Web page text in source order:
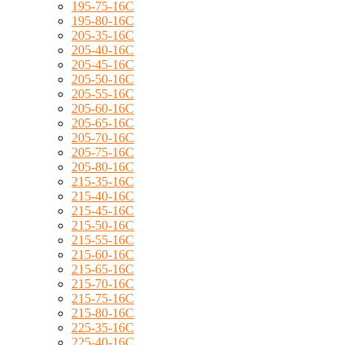
195-75-16C
195-80-16C
205-35-16C
205-40-16C
205-45-16C
205-50-16C
205-55-16C
205-60-16C
205-65-16C
205-70-16C
205-75-16C
205-80-16C
215-35-16C
215-40-16C
215-45-16C
215-50-16C
215-55-16C
215-60-16C
215-65-16C
215-70-16C
215-75-16C
215-80-16C
225-35-16C